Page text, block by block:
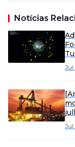
Notícias
Jul
Jul